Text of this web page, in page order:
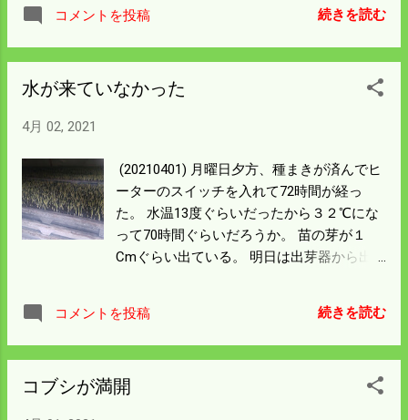
権利者は二人だから泣き泣き水路用の鍬で
土石を取り除いた。 夕方三時から親戚の若
べた。 発芽した苗はモヤシのようだからハ
全に撤去してしまう。 天気は下り坂だから
日曜日の朝ぐらいには撤去しようと思う。
力仕事の一日だからカープの試合を聞きな
がら寝落ちた。 ベイには申しわかないが明
日も勝たしてくれ。
コメントを投稿 続きを読む
水が来ていなかった
4月 02, 2021
(20210401) 月曜日夕方、種まきが済んでヒ
ーターのスイッチを入れて72時間が経っ
た。 水温13度ぐらいだったから３２℃にな
って70時間ぐらいだろうか。 苗の芽が１
Cmぐらい出ている。 明日は出芽器から出
業が進まん。 幸い明日は曇る予報。今日よ
うな天気ではないので直射日光を避ける 日
すのは480枚、入れ替わりに外に積んである
コメントを投稿 続きを読む
コブシが満開